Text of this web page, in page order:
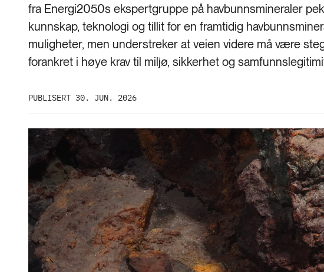
fra Energi2050s ekspertgruppe på havbunnsmineraler
kunnskap, teknologi og tillit for en framtidig
muligheter, men understreker at veien videre må være
forankret i høye krav til miljø, sikkerhet og
PUBLISERT 30. JUN. 2026